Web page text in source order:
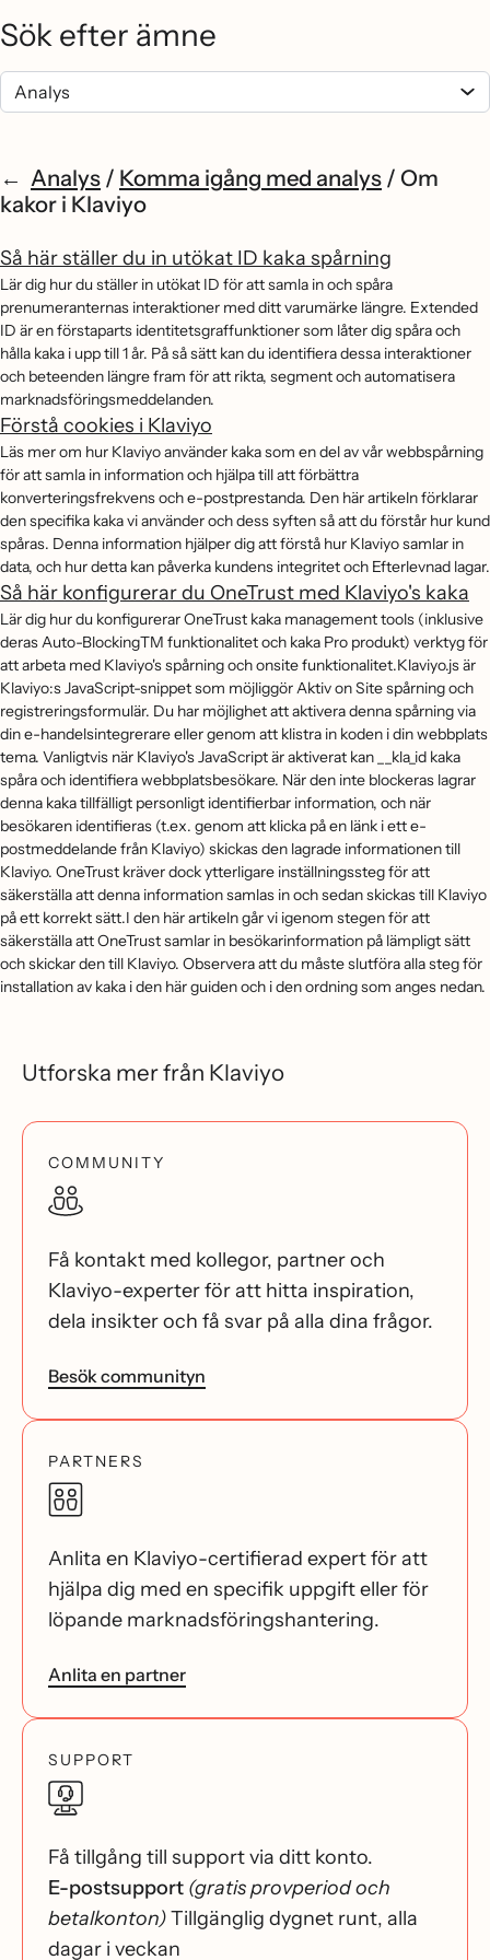
Sök efter ämne
Analys / Komma igång med analys / Om
kakor i Klaviyo
Så här ställer du in utökat ID kaka spårning
Lär dig hur du ställer in utökat ID för att samla in och spåra
prenumeranternas interaktioner med ditt varumärke längre. Extended
ID är en förstaparts identitetsgraffunktioner som låter dig spåra och
hålla kaka i upp till 1 år. På så sätt kan du identifiera dessa interaktioner
och beteenden längre fram för att rikta, segment och automatisera
marknadsföringsmeddelanden.
Förstå cookies i Klaviyo
Läs mer om hur Klaviyo använder kaka som en del av vår webbspårning
för att samla in information och hjälpa till att förbättra
konverteringsfrekvens och e-postprestanda. Den här artikeln förklarar
den specifika kaka vi använder och dess syften så att du förstår hur kund
spåras. Denna information hjälper dig att förstå hur Klaviyo samlar in
data, och hur detta kan påverka kundens integritet och Efterlevnad lagar.
Så här konfigurerar du OneTrust med Klaviyo's kaka
Lär dig hur du konfigurerar OneTrust kaka management tools (inklusive
deras Auto-BlockingTM funktionalitet och kaka Pro produkt) verktyg för
att arbeta med Klaviyo's spårning och onsite funktionalitet.Klaviyo.js är
Klaviyo:s JavaScript-snippet som möjliggör Aktiv on Site spårning och
registreringsformulär. Du har möjlighet att aktivera denna spårning via
din e-handelsintegrerare eller genom att klistra in koden i din webbplats
tema. Vanligtvis när Klaviyo's JavaScript är aktiverat kan __kla_id kaka
spåra och identifiera webbplatsbesökare. När den inte blockeras lagrar
denna kaka tillfälligt personligt identifierbar information, och när
besökaren identifieras (t.ex. genom att klicka på en länk i ett e-
postmeddelande från Klaviyo) skickas den lagrade informationen till
Klaviyo. OneTrust kräver dock ytterligare inställningssteg för att
säkerställa att denna information samlas in och sedan skickas till Klaviyo
på ett korrekt sätt.I den här artikeln går vi igenom stegen för att
säkerställa att OneTrust samlar in besökarinformation på lämpligt sätt
och skickar den till Klaviyo. Observera att du måste slutföra alla steg för
installation av kaka i den här guiden och i den ordning som anges nedan.
Utforska mer från Klaviyo
COMMUNITY
Få kontakt med kollegor, partner och
Klaviyo-experter för att hitta inspiration,
dela insikter och få svar på alla dina frågor.
Besök communityn
PARTNERS
Anlita en Klaviyo-certifierad expert för att
hjälpa dig med en specifik uppgift eller för
löpande marknadsföringshantering.
Anlita en partner
SUPPORT
Få tillgång till support via ditt konto.
E-postsupport (gratis provperiod och
betalkonton)Tillgänglig dygnet runt, alla
dagar i veckan